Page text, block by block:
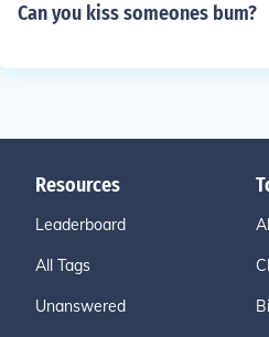
Can you kiss someones bum?
Resources
Leaderboard
All Tags
Unanswered